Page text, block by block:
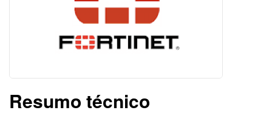
Resumo técnico